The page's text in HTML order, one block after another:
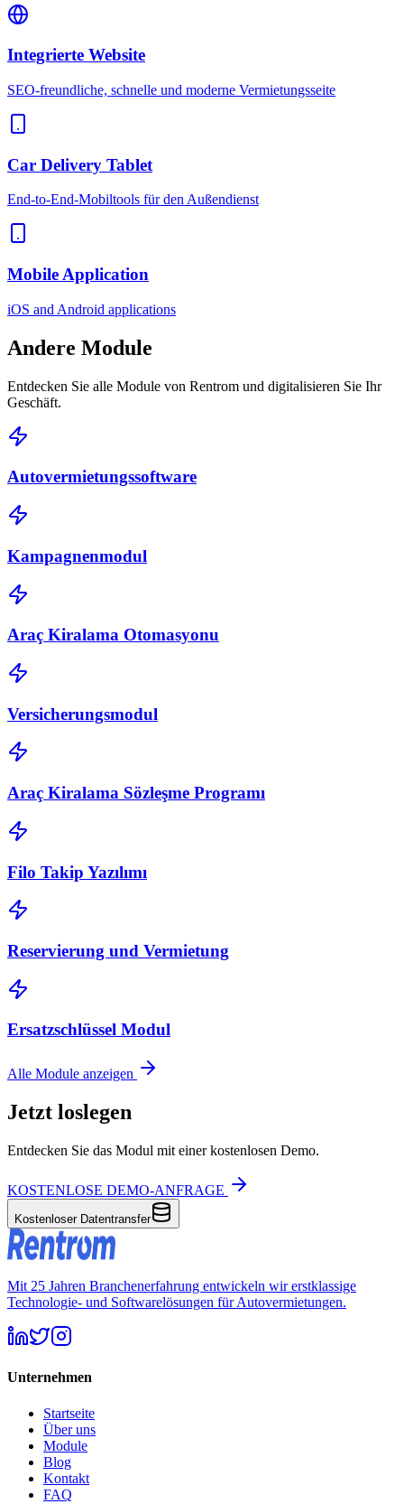
Integrierte Website
SEO-freundliche, schnelle und moderne Vermietungsseite
Car Delivery Tablet
End-to-End-Mobiltools für den Außendienst
Mobile Application
iOS and Android applications
Andere Module
Entdecken Sie alle Module von Rentrom und digitalisieren Sie Ihr
Geschäft.
Autovermietungssoftware
Kampagnenmodul
Araç Kiralama Otomasyonu
Versicherungsmodul
Araç Kiralama Sözleşme Programı
Filo Takip Yazılımı
Reservierung und Vermietung
Ersatzschlüssel Modul
Alle Module anzeigen
Jetzt loslegen
Entdecken Sie das Modul mit einer kostenlosen Demo.
KOSTENLOSE DEMO-ANFRAGE
Kostenloser Datentransfer
Mit 25 Jahren Branchenerfahrung entwickeln wir erstklassige
Technologie- und Softwarelösungen für Autovermietungen.
Unternehmen
Startseite
Über uns
Module
Blog
Kontakt
FAQ